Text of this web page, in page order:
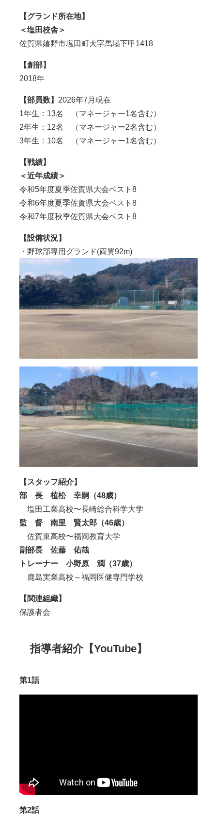
【グランド所在地】
＜塩田校舎＞
佐賀県嬉野市塩田町大字馬場下甲1418
【創部】
2018年
【部員数】 2026年7月現在
1年生：13名 （マネージャー1名含む）
2年生：12名 （マネージャー2名含む）
3年生：10名 （マネージャー1名含む）
【戦績】
＜近年成績＞
令和5年度夏季佐賀県大会ベスト8
令和6年度夏季佐賀県大会ベスト8
令和7年度秋季佐賀県大会ベスト8
【設備状況】
・野球部専用グランド(両翼92m)
【スタッフ紹介】
部 長 植松 幸嗣（48歳）
塩田工業高校〜長崎総合科学大学
監 督 南里 賢太郎（46歳）
佐賀東高校〜福岡教育大学
副部長 佐藤 佑哉
トレーナー 小野原 潤（37歳）
鹿島実業高校～福岡医健専門学校
【関連組織】
保護者会
指導者紹介【YouTube】
第1話
第2話